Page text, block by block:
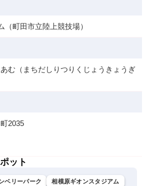
町田市立陸上競技場）
む（まちだしりつりくじょうきょうぎ
2035
ット
ベリーパーク
相模原ギオンスタジアム